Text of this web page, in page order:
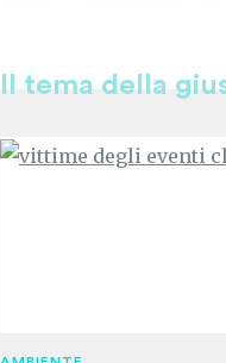
Il tema della